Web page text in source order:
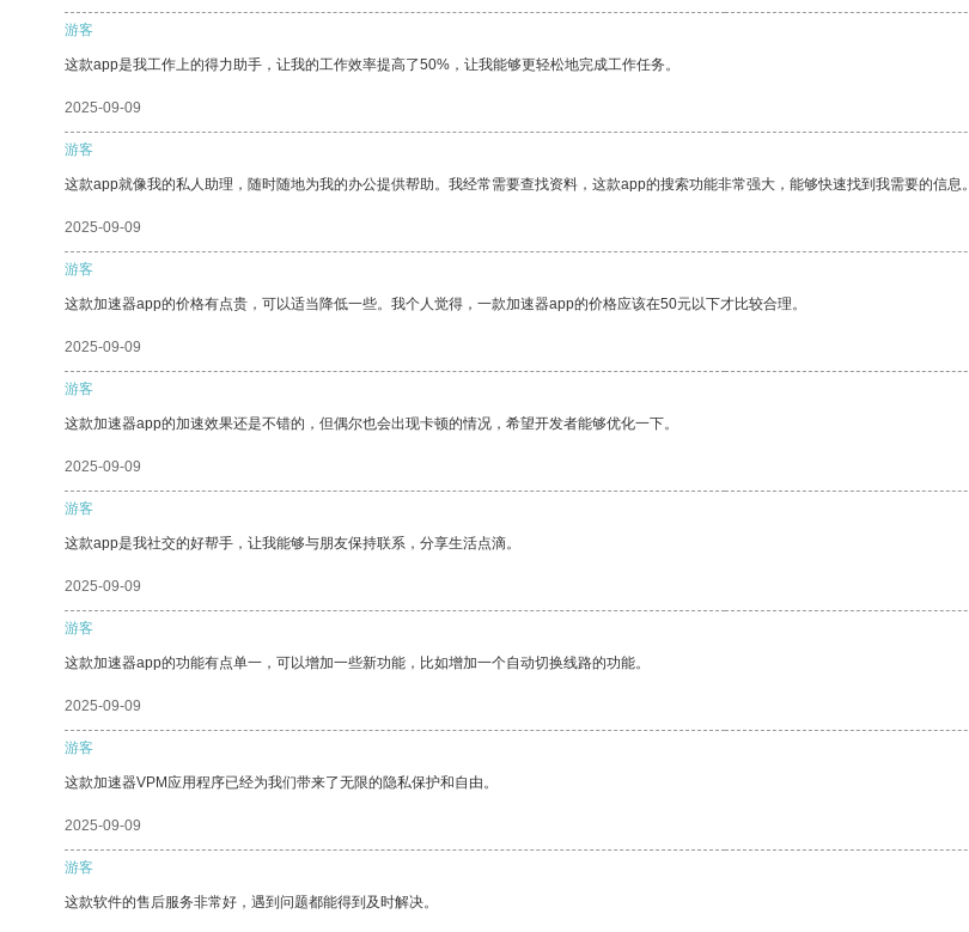
游客
这款app是我工作上的得力助手，让我的工作效率提高了50%，让我能够更轻松地完成工作任务。
2025-09-09
游客
这款app就像我的私人助理，随时随地为我的办公提供帮助。我经常需要查找资料，这款app的搜索功能非常强大，能够快速找到我需要的信息。
2025-09-09
游客
这款加速器app的价格有点贵，可以适当降低一些。我个人觉得，一款加速器app的价格应该在50元以下才比较合理。
2025-09-09
游客
这款加速器app的加速效果还是不错的，但偶尔也会出现卡顿的情况，希望开发者能够优化一下。
2025-09-09
游客
这款app是我社交的好帮手，让我能够与朋友保持联系，分享生活点滴。
2025-09-09
游客
这款加速器app的功能有点单一，可以增加一些新功能，比如增加一个自动切换线路的功能。
2025-09-09
游客
这款加速器VPM应用程序已经为我们带来了无限的隐私保护和自由。
2025-09-09
游客
这款软件的售后服务非常好，遇到问题都能得到及时解决。